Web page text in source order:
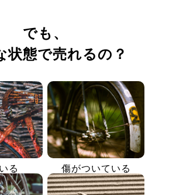
でも、
状態で売れるの？
る 傷がついている